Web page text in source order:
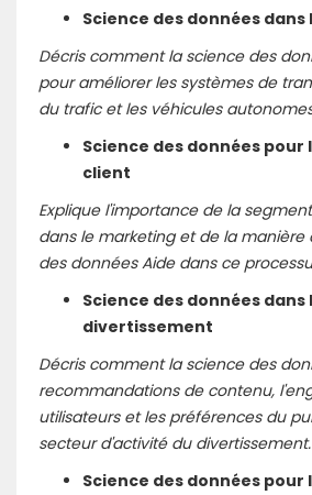
Science des données
Décris comment la science des
pour améliorer les systèmes de
du trafic et les véhicules
Science des données
client
Explique l'importance de la
dans le marketing et de la manière
des données Aide dans ce
Science des données dans
divertissement
Décris comment la science des
recommandations de contenu,
utilisateurs et les préférences du
secteur d'activité du divertissement.
Science des données pour